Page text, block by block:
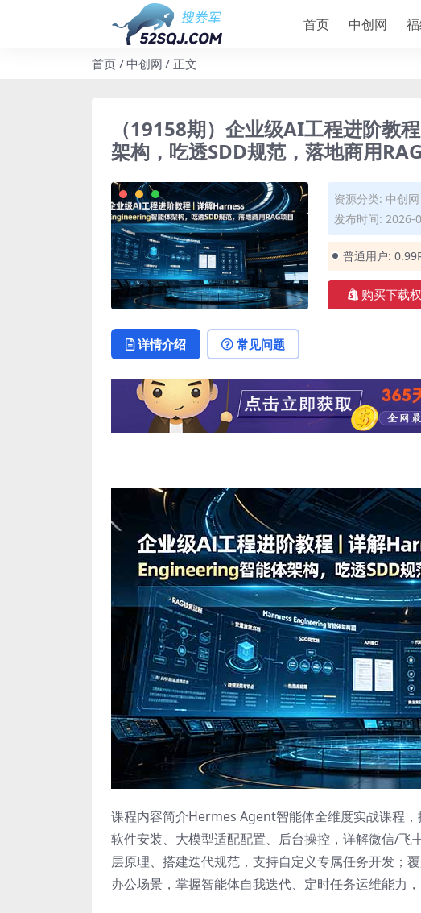
首页 中创网
首页 中创网 正文
（19158期）企业级AI工程进阶
架构，吃透SDD规范，落地商用
资源分类: 中创网
发布时间: 2026-
普通用户:
购买下载
详情介绍 常见问题
课程内容简介Hermes Agent智能体全维度实战课程
软件安装、大模型适配配置、后台操控，详解微信/
层原理、搭建迭代规范，支持自定义专属任务开发；
办公场景，掌握智能体自我迭代、定时任务运维能力